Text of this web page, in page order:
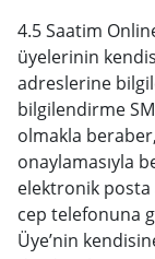
4.5 Saatim
üyelerinin
adreslerine
bilgilendirme
olmakla
onaylamasıyla
elektronik posta
cep telefonuna
Üye’nin